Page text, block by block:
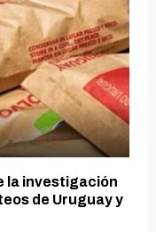
la investigación
de Uruguay y